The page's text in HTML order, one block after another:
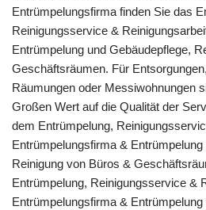
Entrümpelungsfirma finden Sie das
Reinigungsservice &
Entrümpelung und Gebäudepflege,
Geschäftsräumen. Für
Räumungen oder Messiwohnungen
Großen Wert auf die Qualität der
dem Entrümpelung,
Entrümpelungsfirma &
Reinigung von Büros &
Entrümpelung, Reinigungsservice &
Entrümpelungsfirma &